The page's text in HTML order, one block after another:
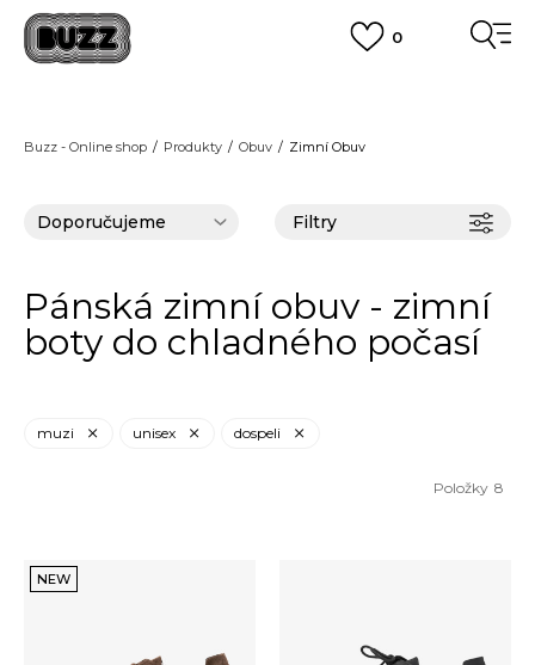
0
pro objednávky nad 2.500 Kč (neplatí pro Click&Collect)
Buzz - Online shop Produkty Obuv Zimní Obuv
Filtry
Pánská zimní obuv - zimní
boty do chladného počasí
muzi unisex dospeli
8
Položky
NEW